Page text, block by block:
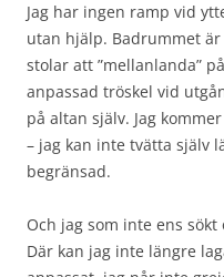
Jag har ingen ramp vid
utan hjälp. Badrummet
stolar att ”mellanlanda”
anpassad tröskel vid
på altan själv. Jag
– jag kan inte tvätta själv
begränsad.
Och jag som inte ens
Där kan jag inte längre